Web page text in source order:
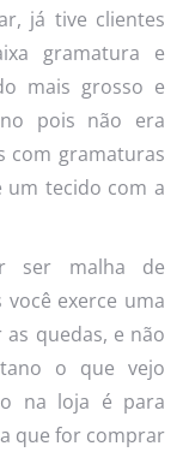
já tive clientes
gramatura e
mais grosso e
pois não era
com gramaturas
um tecido com a
ser malha de
exerce uma
quedas, e não
o que vejo
na loja é para
que for comprar